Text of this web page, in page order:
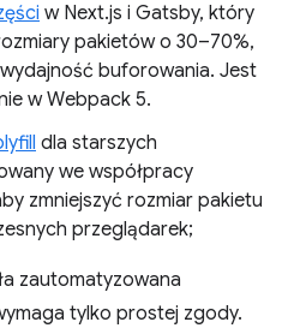
w Next.js i Gatsby, który
pakietów o 30–70%,
buforowania. Jest
w Webpack 5.
dla starszych
we współpracy
zmniejszyć rozmiar pakietu
przeglądarek;
zautomatyzowana
tylko prostej zgody.